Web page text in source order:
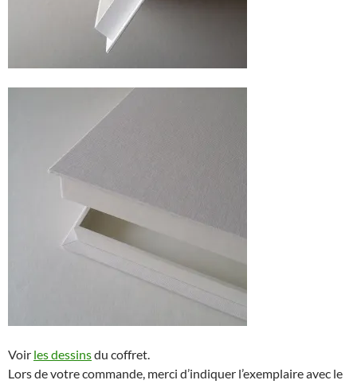
Voir les dessinsdu coffret.
Lors de votre commande, merci d’indiquer l’exemplaire avec le